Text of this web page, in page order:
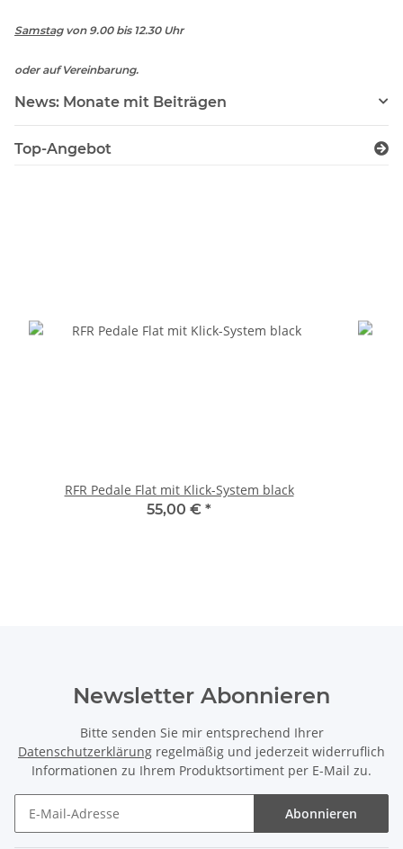
Samstagvon 9.00 bis 12.30 Uhr
oder auf Vereinbarung.
News: Monate mit Beiträgen
Top-Angebot
RFR Pedale Flat mit Klick-System black
55,00 € *
Newsletter Abonnieren
Bitte senden Sie mir entsprechend Ihrer
Datenschutzerklärung regelmäßig und jederzeit widerruflich
Informationen zu Ihrem Produktsortiment per E-Mail zu.
Abonnieren